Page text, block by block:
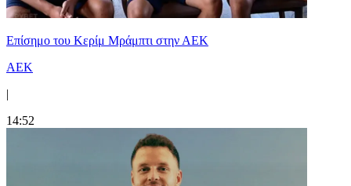
Επίσημο του Κερίμ Μράμπτι στην ΑΕK
ΑΕΚ
|
14:52